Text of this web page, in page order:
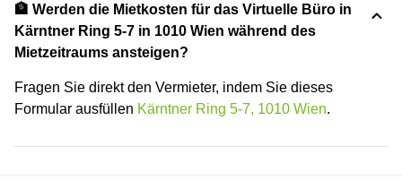
🏦 Werden die Mietkosten für das Virtuelle Büro in
Kärntner Ring 5-7 in 1010 Wien während des
Mietzeitraums ansteigen?
Fragen Sie direkt den Vermieter, indem Sie dieses
Formular ausfüllen Kärntner Ring 5-7, 1010 Wien.